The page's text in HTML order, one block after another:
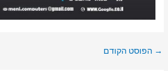
הפוסט הקודם